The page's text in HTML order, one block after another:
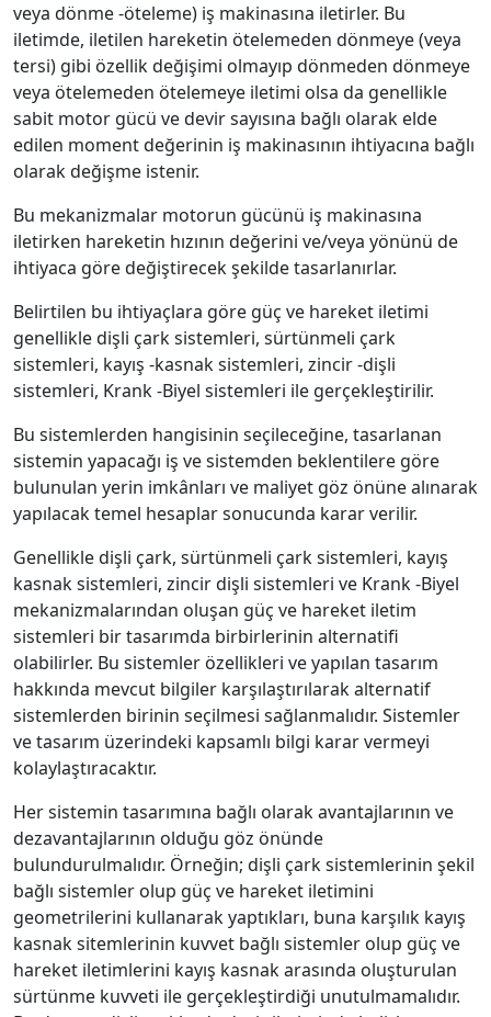
veya dönme -öteleme) iş makinasına iletirler. Bu
iletimde, iletilen hareketin ötelemeden dönmeye (veya
tersi) gibi özellik değişimi olmayıp dönmeden dönmeye
veya ötelemeden ötelemeye iletimi olsa da genellikle
sabit motor gücü ve devir sayısına bağlı olarak elde
edilen moment değerinin iş makinasının ihtiyacına bağlı
olarak değişme istenir.
Bu mekanizmalar motorun gücünü iş makinasına
iletirken hareketin hızının değerini ve/veya yönünü de
ihtiyaca göre değiştirecek şekilde tasarlanırlar.
Belirtilen bu ihtiyaçlara göre güç ve hareket iletimi
genellikle dişli çark sistemleri, sürtünmeli çark
sistemleri, kayış -kasnak sistemleri, zincir -dişli
sistemleri, Krank -Biyel sistemleri ile gerçekleştirilir.
Bu sistemlerden hangisinin seçileceğine, tasarlanan
sistemin yapacağı iş ve sistemden beklentilere göre
bulunulan yerin imkânları ve maliyet göz önüne alınarak
yapılacak temel hesaplar sonucunda karar verilir.
Genellikle dişli çark, sürtünmeli çark sistemleri, kayış
kasnak sistemleri, zincir dişli sistemleri ve Krank -Biyel
mekanizmalarından oluşan güç ve hareket iletim
sistemleri bir tasarımda birbirlerinin alternatifi
olabilirler. Bu sistemler özellikleri ve yapılan tasarım
hakkında mevcut bilgiler karşılaştırılarak alternatif
sistemlerden birinin seçilmesi sağlanmalıdır. Sistemler
ve tasarım üzerindeki kapsamlı bilgi karar vermeyi
kolaylaştıracaktır.
Her sistemin tasarımına bağlı olarak avantajlarının ve
dezavantajlarının olduğu göz önünde
bulundurulmalıdır. Örneğin; dişli çark sistemlerinin şekil
bağlı sistemler olup güç ve hareket iletimini
geometrilerini kullanarak yaptıkları, buna karşılık kayış
kasnak sitemlerinin kuvvet bağlı sistemler olup güç ve
hareket iletimlerini kayış kasnak arasında oluşturulan
sürtünme kuvveti ile gerçekleştirdiği unutulmamalıdır.